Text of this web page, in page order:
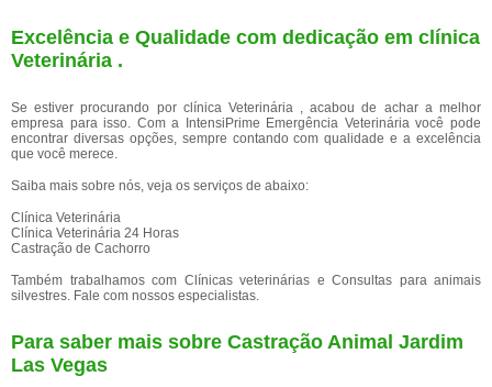
Excelência e Qualidade com dedicação em clínica
Veterinária .
Se estiver procurando por clínica Veterinária , acabou de achar a melhor
empresa para isso. Com a IntensiPrime Emergência Veterinária você pode
encontrar diversas opções, sempre contando com qualidade e a excelência
que você merece.
Saiba mais sobre nós, veja os serviços de abaixo:
Clínica Veterinária
Clínica Veterinária 24 Horas
Castração de Cachorro
Também trabalhamos com Clínicas veterinárias e Consultas para animais
silvestres. Fale com nossos especialistas.
Para saber mais sobre Castração Animal Jardim
Las Vegas